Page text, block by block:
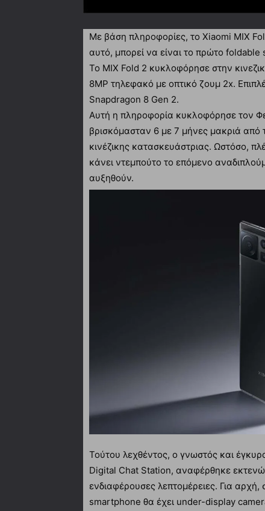
Με βάση πληροφορίες, το Xiaomi MIX
αυτό, μπορεί να είναι το πρώτο
Το MIX Fold 2 κυκλοφόρησε στην
8MP τηλεφακό με οπτικό ζουμ 2x.
Snapdragon 8 Gen 2.
Αυτή η πληροφορία κυκλοφόρησε τον
βρισκόμασταν 6 με 7 μήνες μακριά
κινέζικης κατασκευάστριας. Ωστόσο,
κάνει ντεμπούτο το επόμενο
αυξηθούν.
Τούτου λεχθέντος, ο γνωστός και
Digital Chat Station, αναφέρθηκε
ενδιαφέρουσες λεπτομέρειες. Για
smartphone θα έχει under-display